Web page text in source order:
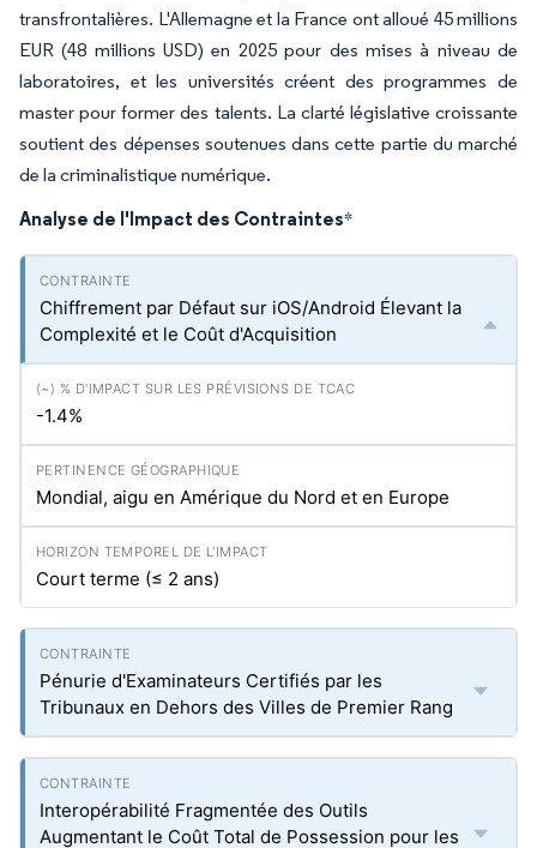
transfrontalières. L'Allemagne et la France ont alloué 45 millions
EUR (48 millions USD) en 2025 pour des mises à niveau de
laboratoires, et les universités créent des programmes de
master pour former des talents. La clarté législative croissante
soutient des dépenses soutenues dans cette partie du marché
de la criminalistique numérique.
Analyse de l'Impact des Contraintes*
Chiffrement par Défaut sur iOS/Android Élevant la
Complexité et le Coût d'Acquisition
-1.4%
Mondial, aigu en Amérique du Nord et en Europe
Court terme (≤ 2 ans)
Pénurie d'Examinateurs Certifiés par les
Tribunaux en Dehors des Villes de Premier Rang
Interopérabilité Fragmentée des Outils
Augmentant le Coût Total de Possession pour les